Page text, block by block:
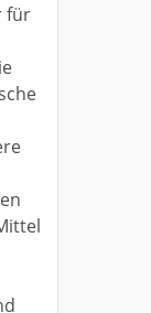
für